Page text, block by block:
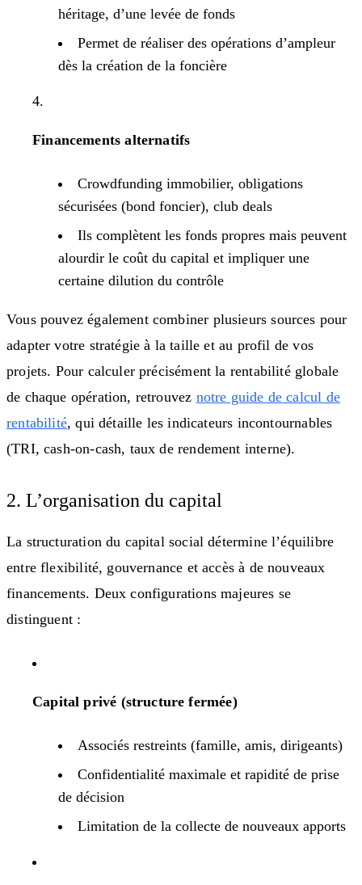
héritage, d’une levée de fonds
Permet de réaliser des opérations d’ampleur
dès la création de la foncière
Financements alternatifs
Crowdfunding immobilier, obligations
sécurisées (bond foncier), club deals
Ils complètent les fonds propres mais peuvent
alourdir le coût du capital et impliquer une
certaine dilution du contrôle
Vous pouvez également combiner plusieurs sources pour
adapter votre stratégie à la taille et au profil de vos
projets. Pour calculer précisément la rentabilité globale
de chaque opération, retrouvez notre guide de calcul de
rentabilité, qui détaille les indicateurs incontournables
(TRI, cash-on-cash, taux de rendement interne).
2. L’organisation du capital
La structuration du capital social détermine l’équilibre
entre flexibilité, gouvernance et accès à de nouveaux
financements. Deux configurations majeures se
distinguent :
Capital privé (structure fermée)
Associés restreints (famille, amis, dirigeants)
Confidentialité maximale et rapidité de prise
de décision
Limitation de la collecte de nouveaux apports